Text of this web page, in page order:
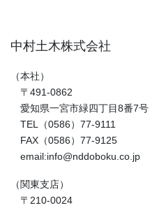
中村土木株式会社
（本社）
〒491-0862
愛知県一宮市緑四丁目8番7号
TEL（0586）77-9111
FAX（0586）77-9125
email:info@nddoboku.co.jp
（関東支店）
〒210-0024